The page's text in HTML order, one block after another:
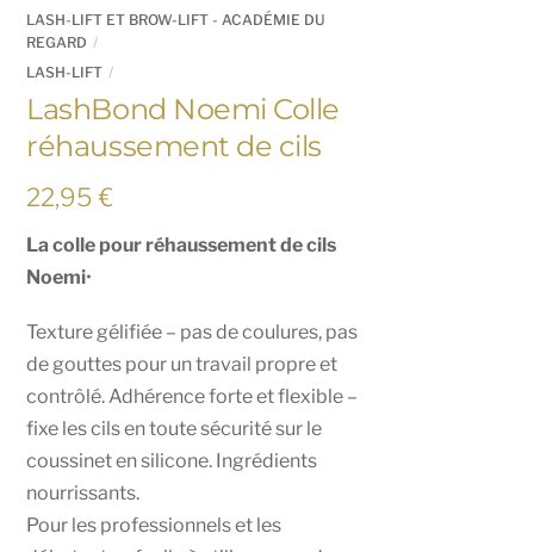
LASH-LIFT ET BROW-LIFT - ACADÉMIE DU
REGARD
LASH-LIFT
LashBond Noemi Colle
réhaussement de cils
22,95€
La colle pour réhaussement de cils
Noemi•
Texture gélifiée – pas de coulures, pas
de gouttes pour un travail propre et
contrôlé. Adhérence forte et flexible –
fixe les cils en toute sécurité sur le
coussinet en silicone. Ingrédients
nourrissants.
Pour les professionnels et les